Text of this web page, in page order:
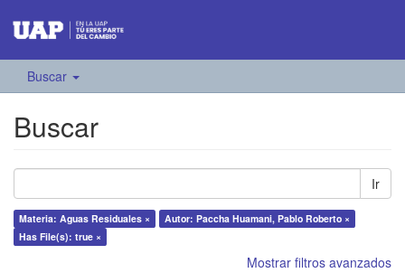
Buscar
Buscar
Ir
Materia: Aguas Residuales ×
Autor: Paccha Huamani, Pablo Roberto ×
Has File(s): true ×
Mostrar filtros avanzados